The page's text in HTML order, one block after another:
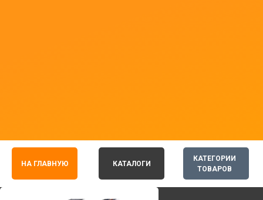
КАТЕГОРИИ
ТОВАРОВ
НА ГЛАВНУЮ КАТАЛОГИ